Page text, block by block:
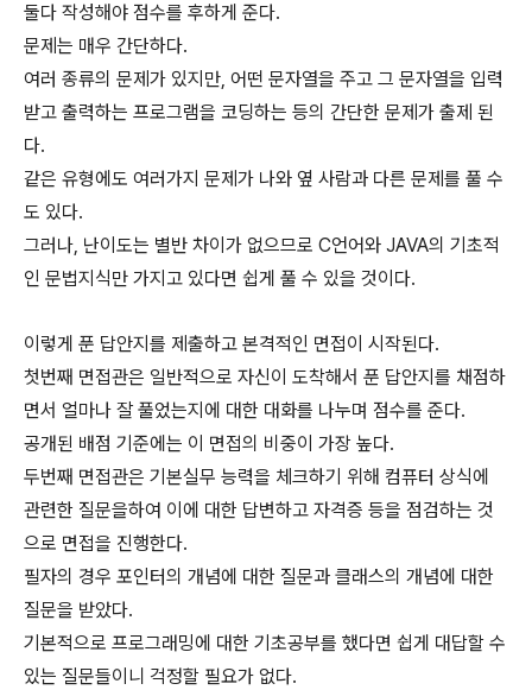
둘다 작성해야 점수를 후하게 준다.
문제는 매우 간단하다.
여러 종류의 문제가 있지만, 어떤 문자열을 주고 그 문자열을 입력
받고 출력하는 프로그램을 코딩하는 등의 간단한 문제가 출제 된
다.
같은 유형에도 여러가지 문제가 나와 옆 사람과 다른 문제를 풀 수
도 있다.
그러나, 난이도는 별반 차이가 없으므로 C언어와 JAVA의 기초적
인 문법지식만 가지고 있다면 쉽게 풀 수 있을 것이다.
이렇게 푼 답안지를 제출하고 본격적인 면접이 시작된다.
첫번째 면접관은 일반적으로 자신이 도착해서 푼 답안지를 채점하
면서 얼마나 잘 풀었는지에 대한 대화를 나누며 점수를 준다.
공개된 배점 기준에는 이 면접의 비중이 가장 높다.
두번째 면접관은 기본실무 능력을 체크하기 위해 컴퓨터 상식에
관련한 질문을하여 이에 대한 답변하고 자격증 등을 점검하는 것
으로 면접을 진행한다.
필자의 경우 포인터의 개념에 대한 질문과 클래스의 개념에 대한
질문을 받았다.
기본적으로 프로그래밍에 대한 기초공부를 했다면 쉽게 대답할 수
있는 질문들이니 걱정할 필요가 없다.